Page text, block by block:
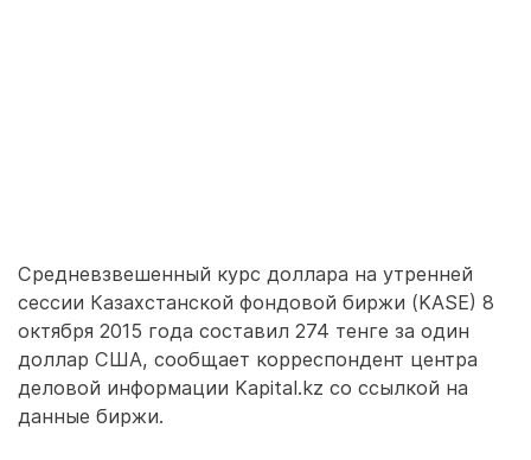
Средневзвешенный курс доллара на утренней
сессии Казахстанской фондовой биржи (KASE) 8
октября 2015 года составил 274 тенге за один
доллар США, сообщает корреспондент центра
деловой информации Kapital.kz со ссылкой на
данные биржи.